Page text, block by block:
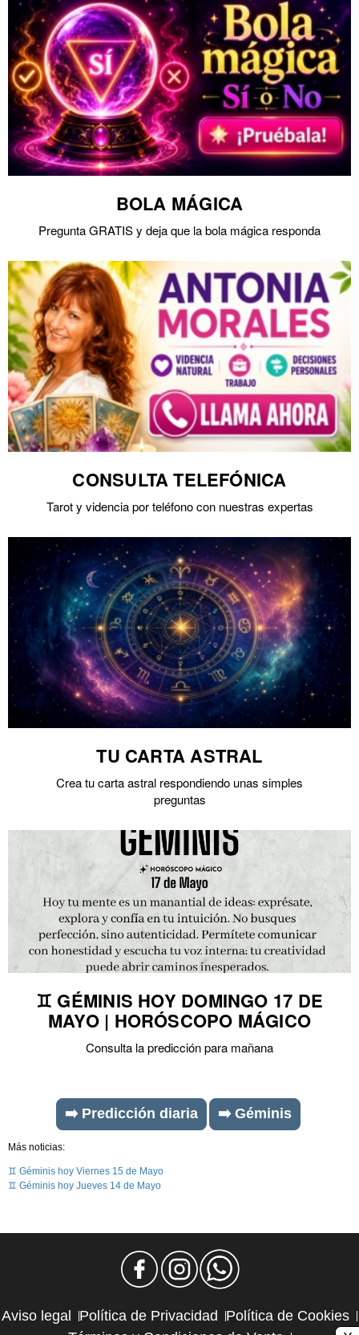
BOLA MÁGICA
Pregunta GRATIS y deja que la bola mágica responda
CONSULTA TELEFÓNICA
Tarot y videncia por teléfono con nuestras expertas
TU CARTA ASTRAL
Crea tu carta astral respondiendo unas simples
preguntas
♊ GÉMINIS HOY DOMINGO 17 DE
MAYO | HORÓSCOPO MÁGICO
Consulta la predicción para mañana
➡️ Predicción diaria ➡️ Géminis
Más noticias:
♊ Géminis hoy Viernes 15 de Mayo
♊ Géminis hoy Jueves 14 de Mayo
Aviso legal Política de Privacidad
Política de Cookies